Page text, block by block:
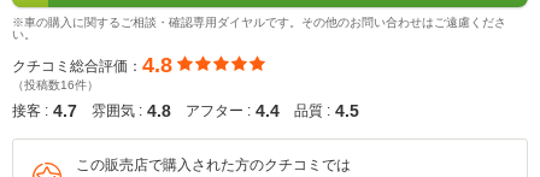
※車の購入に関するご相談・確認専用ダイヤルです。その他のお問い合わせはご遠慮くださ
い。
クチコミ総合評価： 4.8
（投稿数16件）
接客 : 4.7 雰囲気 : 4.8 アフター : 4.4 品質 : 4.5
この販売店で購入された方のクチコミでは